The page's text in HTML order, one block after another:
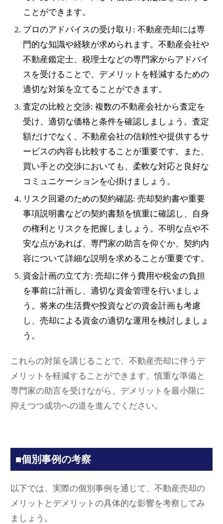
ことができます。
プロのアドバイスの受け取り: 不動産売却には専
門的な知識や経験が求められます。不動産会社や
不動産鑑定士、税理士などの専門家からアドバイ
スを受けることで、デメリットを軽減するための
適切な対策を立てることができます。
査定の比較と交渉: 複数の不動産会社から査定を
受け、適切な価格と条件を確認しましょう。査定
額だけでなく、不動産会社の信頼性や提供するサ
ービスの内容も比較することが重要です。また、
買い手との交渉においても、柔軟な対応と良好な
コミュニケーションを心掛けましょう。
リスク回避のための契約確認: 売却契約書や重要
事項説明書などの契約書類を慎重に確認し、自身
の権利とリスクを把握しましょう。不明な点や不
安な点があれば、専門家の助言を仰ぐか、契約内
容について詳細な説明を求めることが重要です。
資金計画の立て方: 売却に伴う費用や税金の負担
を事前に計画し、適切な資金管理を行いましょ
う。将来の生活費や投資などの資金計画も考慮
し、売却による資金の適切な運用を検討しましょ
う。
これらの対策を講じることで、不動産売却に伴うデ
メリットを軽減することができます。慎重な準備と
専門家の助言を受けながら、デメリットを最小限に
抑えつつ成功への道を進んでください。
■個別事例の考察
以下では、実際の個別事例を通じて、不動産売却の
メリットとデメリットの具体的な影響を考察してみ
ましょう。